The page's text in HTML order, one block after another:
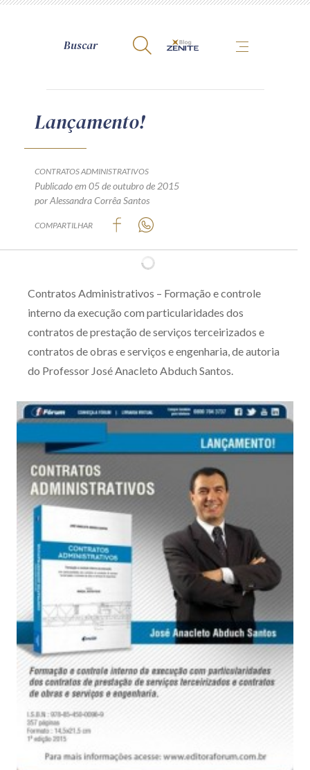
A Zênite
Site da Zênite
Contato
Política de Privacidade
Guia de Direitos dos Titulares de Dados
Encarregado (contato)
Produtos e serviços
Orientação por Escrito
Capacitação
Zênite Online
Eventos presenciais
Zênite in Company
Diferenciais
Receba por RSS
Av. Sete de Setembro, 4698
Batel Curitiba
Whatsapp (41) 98881-6616
Lançamento!
CONTRATOS ADMINISTRATIVOS
Publicado em 05 de outubro de 2015
por Alessandra Corrêa Santos
COMPARTILHAR
Contratos Administrativos – Formação e controle
interno da execução com particularidades dos
contratos de prestação de serviços terceirizados e
contratos de obras e serviços e engenharia, de autoria
do Professor José Anacleto Abduch Santos.